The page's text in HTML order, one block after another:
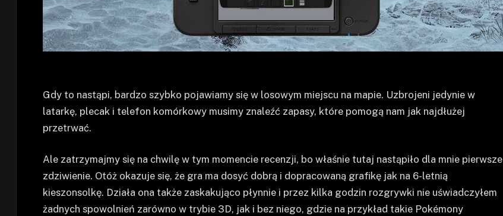
Gdy to nastąpi, bardzo szybko pojawiamy się w losowym miejscu na mapie. Uzbrojeni jedynie w
latarkę, plecak i telefon komórkowy musimy znaleźć zapasy, które pomogą nam jak najdłużej
przetrwać.
Ale zatrzymajmy się na chwilę w tym momencie recenzji, bo właśnie tutaj nastąpiło dla mnie pierwsze
zdziwienie. Otóż okazuje się, że gra ma dosyć dobrą i dopracowaną grafikę jak na 6-letnią
kieszonsolkę. Działa ona także zaskakująco płynnie i przez kilka godzin rozgrywki nie uświadczyłem
żadnych spowolnień zarówno w trybie 3D, jak i bez niego, gdzie na przykład takie Pokémony